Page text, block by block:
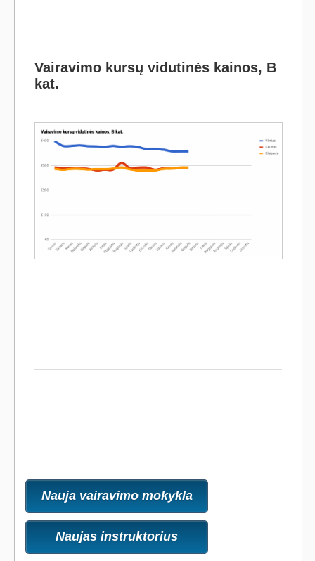
Vairavimo kursų vidutinės kainos, B
kat.
Nauja vairavimo mokykla
Naujas instruktorius